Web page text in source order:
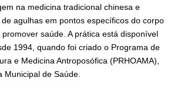
na medicina tradicional chinesa e
agulhas em pontos específicos do corpo
saúde. A prática está disponível
1994, quando foi criado o Programa de
e Medicina Antroposófica (PRHOAMA),
Municipal de Saúde.